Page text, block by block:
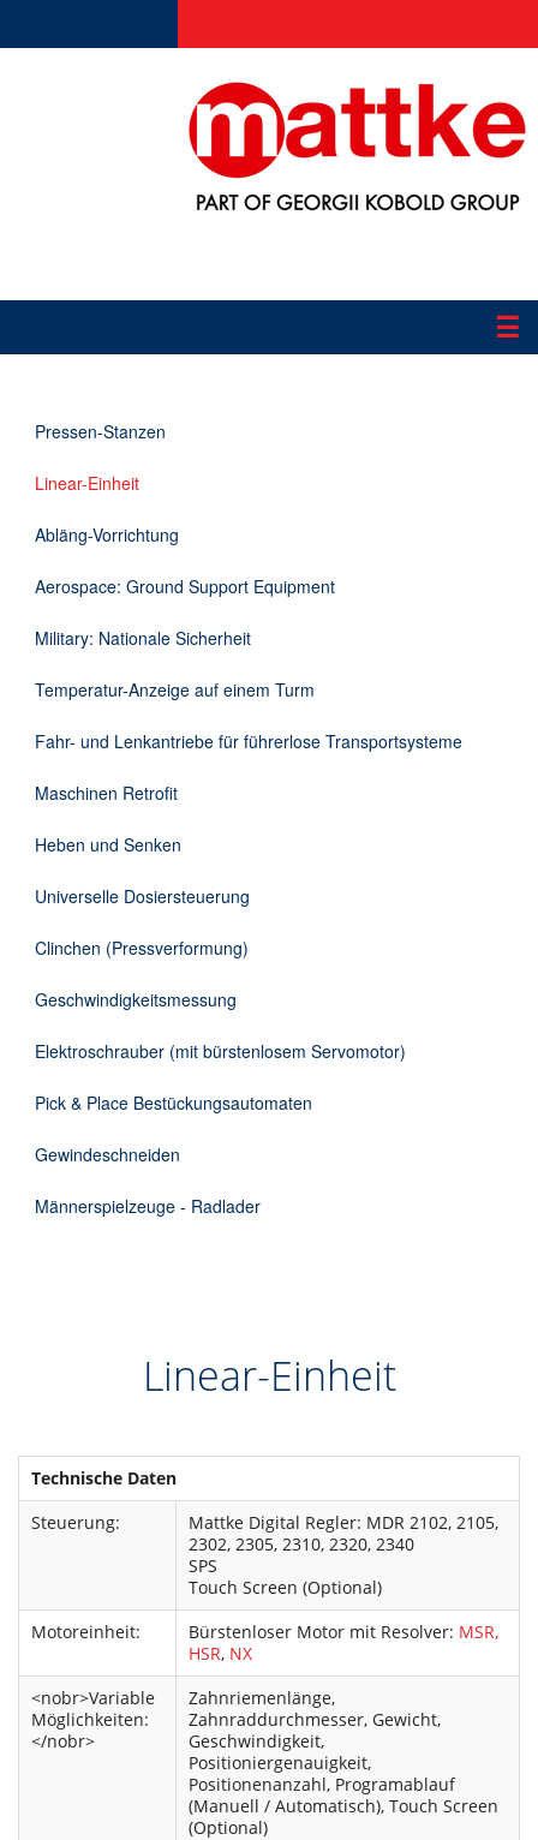
☰
Applikationen
Informationen
Downloads
Kontakt
Pressen-Stanzen
Linear-Einheit
Abläng-Vorrichtung
Aerospace: Ground Support Equipment
Military: Nationale Sicherheit
Temperatur-Anzeige auf einem Turm
Fahr- und Lenkantriebe für führerlose Transportsysteme
Maschinen Retrofit
Heben und Senken
Universelle Dosiersteuerung
Clinchen (Pressverformung)
Geschwindigkeitsmessung
Elektroschrauber (mit bürstenlosem Servomotor)
Pick & Place Bestückungsautomaten
Gewindeschneiden
Männerspielzeuge - Radlader
Linear-Einheit
Technische Daten
Steuerung:
Mattke Digital Regler: MDR 2102, 2105,
2302, 2305, 2310, 2320, 2340
SPS
Touch Screen (Optional)
Motoreinheit:
Bürstenloser Motor mit Resolver: MSR,
HSR, NX
<nobr>Variable
Möglichkeiten:
</nobr>
Zahnriemenlänge,
Zahnraddurchmesser, Gewicht,
Geschwindigkeit,
Positioniergenauigkeit,
Positionenanzahl, Programablauf
(Manuell / Automatisch), Touch Screen
(Optional)